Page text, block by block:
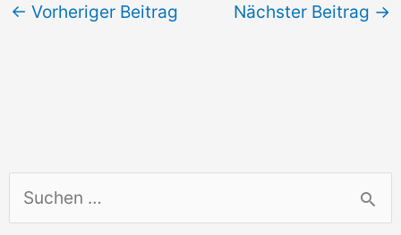
u
← Vorheriger Beitrag Nächster Beitrag →